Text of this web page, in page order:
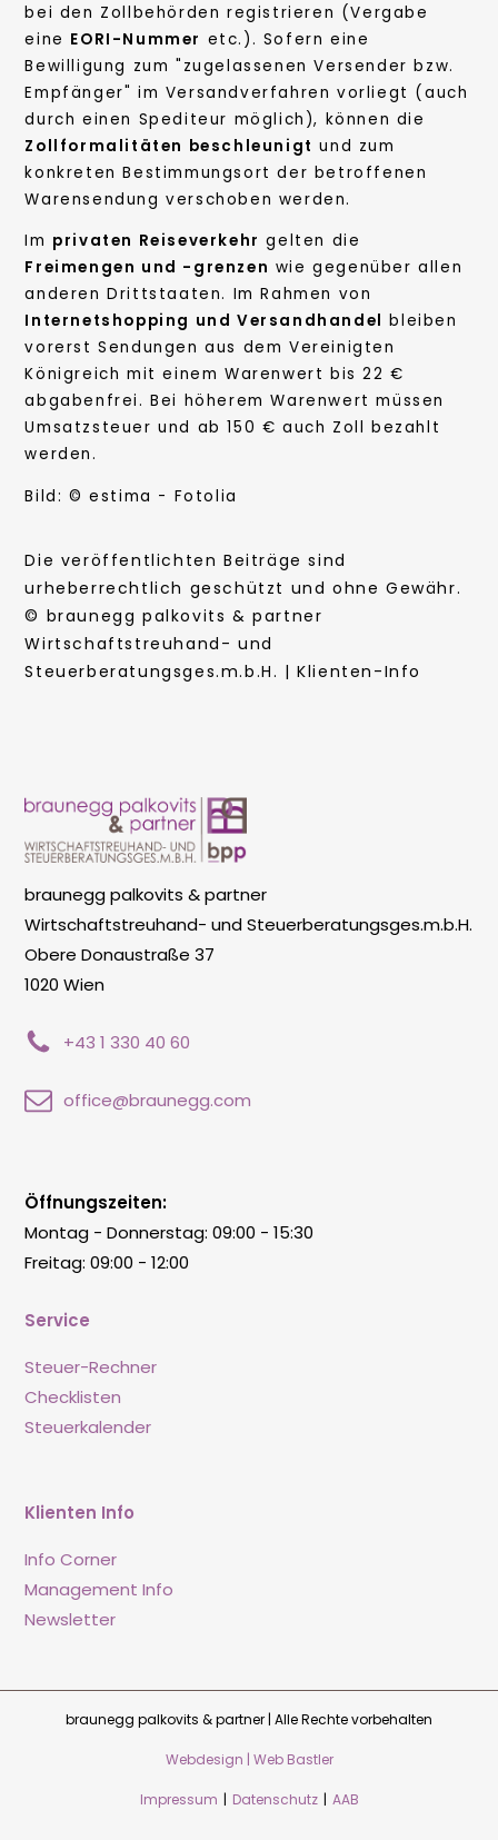
bei den Zollbehörden registrieren (Vergabe
eine EORI-Nummer etc.). Sofern eine
Bewilligung zum "zugelassenen Versender bzw.
Empfänger" im Versandverfahren vorliegt (auch
durch einen Spediteur möglich), können die
Zollformalitäten beschleunigt und zum
konkreten Bestimmungsort der betroffenen
Warensendung verschoben werden.
Im privaten Reiseverkehr gelten die
Freimengen und -grenzen wie gegenüber allen
anderen Drittstaaten. Im Rahmen von
Internetshopping und Versandhandel bleiben
vorerst Sendungen aus dem Vereinigten
Königreich mit einem Warenwert bis 22 €
abgabenfrei. Bei höherem Warenwert müssen
Umsatzsteuer und ab 150 € auch Zoll bezahlt
werden.
Bild: © estima - Fotolia
Die veröffentlichten Beiträge sind
urheberrechtlich geschützt und ohne Gewähr.
© braunegg palkovits & partner
Wirtschaftstreuhand- und
Steuerberatungsges.m.b.H. | Klienten-Info
braunegg palkovits & partner
Wirtschaftstreuhand- und Steuerberatungsges.m.b.H.
Obere Donaustraße 37
1020 Wien
+43 1 330 40 60
office@braunegg.com
Service
Steuer-Rechner
Checklisten
Steuerkalender
Klienten Info
Info Corner
Management Info
Newsletter
Öffnungszeiten:
Montag - Donnerstag: 09:00 - 15:30
Freitag: 09:00 - 12:00
braunegg palkovits & partner | Alle Rechte vorbehalten
Webdesign | Web Bastler
Impressum | Datenschutz | AAB